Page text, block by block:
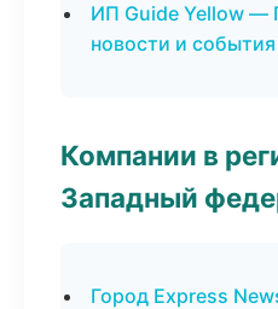
ИП Guide Yellow —
новости и события
Компании в
Западный
Город Express